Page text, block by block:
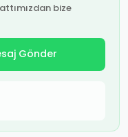
bize
Gönder